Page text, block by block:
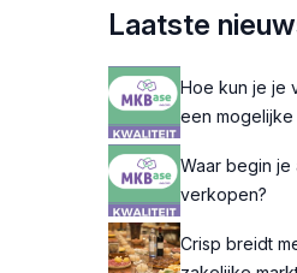
Laatste
Hoe kun je je
een
Waar begin
verkopen?
Crisp breidt